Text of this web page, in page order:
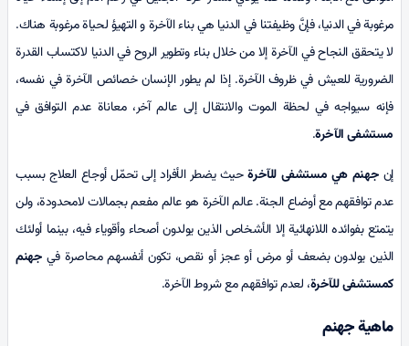
مرغوبة في الدنيا، فإنَّ وظيفتنا في الدنيا هي بناء الآخرة و التهيؤ لحياة مرغوبة هناك.
لا يتحقق النجاح في الآخرة إلا من خلال بناء وتطوير الروح في الدنيا لاكتساب القدرة
الضرورية للعيش في ظروف الآخرة. إذا لم يطور الإنسان خصائص الآخرة في نفسه،
فإنه سيواجه في لحظة الموت والانتقال إلى عالم آخر، معاناة عدم التوافق في
مستشفى الآخرة.
إن جهنم هي مستشفىللآخرةحيث يضطر الأفراد إلى تحمّل أوجاع العلاج بسبب
عدم توافقهم مع أوضاع الجنة. عالم الآخرة هو عالم مفعم بجمالات لامحدودة، ولن
يتمتع بفوائده اللانهائية إلا الأشخاص الذين يولدون أصحاء وأقوياء فيه، بينما أولئك
الذين يولدون بضعف أو مرض أو عجز أو نقص، تكون أنفسهم محاصرة في جهنم
کمستشفىللآخرة، لعدم توافقهم مع شروط الآخرة.
ماهية جهنم